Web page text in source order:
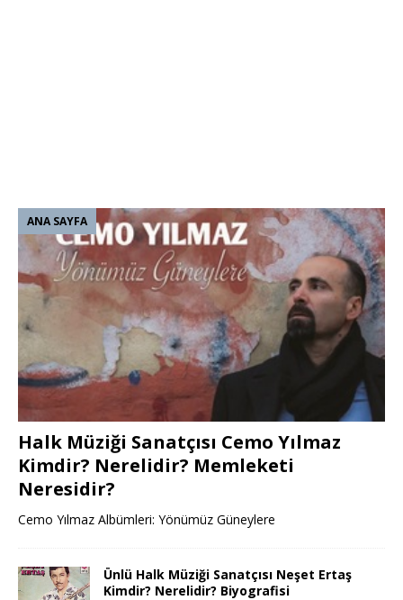
Halk Müziği Sanatçısı Cemo Yılmaz
Kimdir? Nerelidir? Memleketi
Neresidir?
ANA SAYFA
Cemo Yılmaz Albümleri: Yönümüz Güneylere
Ünlü Halk Müziği Sanatçısı Neşet Ertaş
Kimdir? Nerelidir? Biyografisi